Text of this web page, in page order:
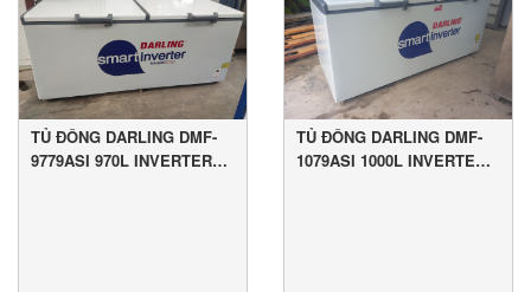
TỦ ĐÔNG DARLING DMF-
9779ASI 970L INVERTER
TỦ ĐÔNG DARLING DMF-
1079ASI 1000L INVERTER